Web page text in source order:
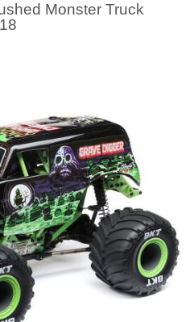
Monster Truck